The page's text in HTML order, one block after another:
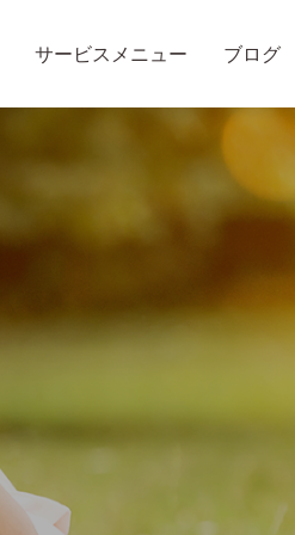
サービスメニュー ブログ